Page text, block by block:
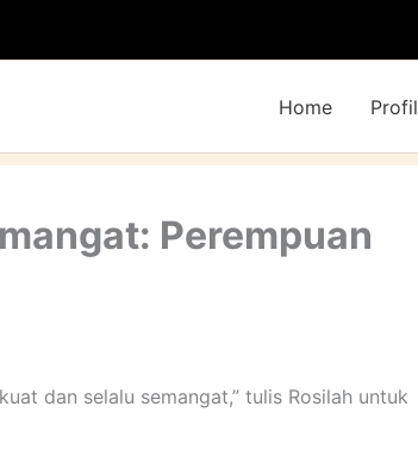
Home
Profil
Perempuan
dan selalu semangat,” tulis Rosilah untuk